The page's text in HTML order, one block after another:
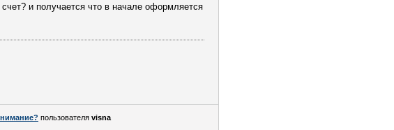
и получается что в начале оформляется
пользователя visna